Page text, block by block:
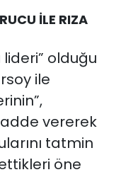
İLE RIZA
olduğu
ile
vererek
tatmin
öne